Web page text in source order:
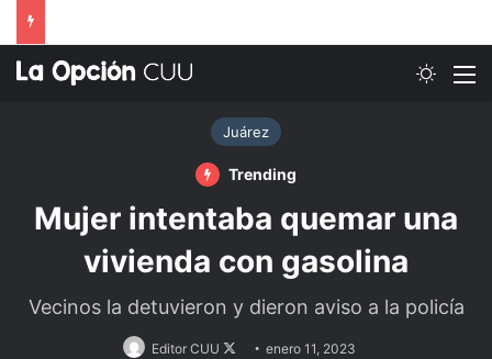
Juárez
Trending
Mujer intentaba quemar una
vivienda con gasolina
Vecinos la detuvieron y dieron aviso a la policía
Editor CUU
Followenero 11, 2023